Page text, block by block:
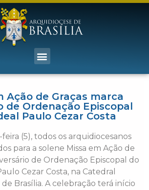
Ação de Graças marca
de Ordenação Episcopal
Paulo Cezar Costa
(5), todos os arquidiocesanos
para a solene Missa em Ação de
de Ordenação Episcopal do
Cezar Costa, na Catedral
Brasília. A celebração terá início